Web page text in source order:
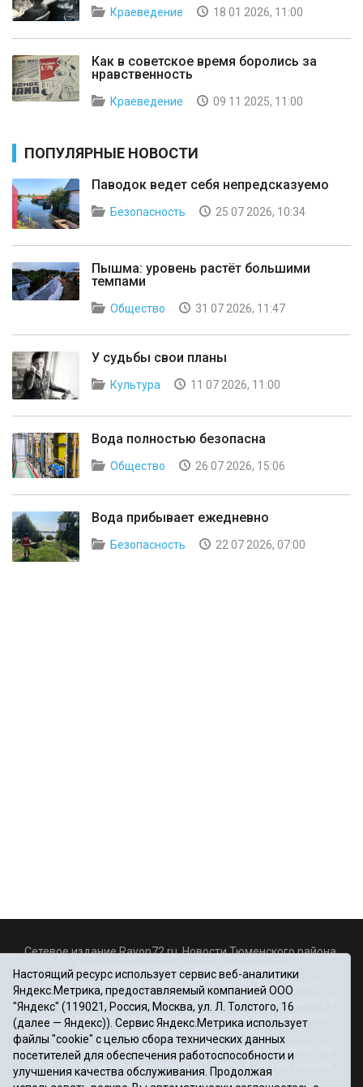
Краеведение 18 01 2026, 11:00
Как в советское время боролись за
нравственность
Краеведение 09 11 2025, 11:00
ПОПУЛЯРНЫЕ НОВОСТИ
Паводок ведет себя непредсказуемо
Безопасность 25 07 2026, 10:34
Пышма: уровень растёт большими
темпами
Общество 31 07 2026, 11:47
У судьбы свои планы
Культура 11 07 2026, 11:00
Вода полностью безопасна
Общество 26 07 2026, 15:06
Вода прибывает ежедневно
Безопасность 22 07 2026, 07:00
Сетевое издание Rayon72.ru. Новости Тюменского района.
Rayon72@yandex.ru
Регистрационный номер СМИ Эл № ФС77-67956 от
06.12.2016г., выдано Федеральной службой по надзору в
сфере связи, информационных технологий и массовых
коммуникаций (Роскомнадзор)
Учредитель: Автономная некоммерческая организация
«Информационно-издательский центр «Красное знамя».
Главный редактор Некрасова Т. В.
Настоящий ресурс использует сервис веб-аналитики
Яндекс.Метрика, предоставляемый компанией ООО
"Яндекс" (119021, Россия, Москва, ул. Л. Толстого, 16
(далее — Яндекс)). Сервис Яндекс.Метрика использует
файлы "cookie" с целью сбора технических данных
посетителей для обеспечения работоспособности и
улучшения качества обслуживания. Продолжая